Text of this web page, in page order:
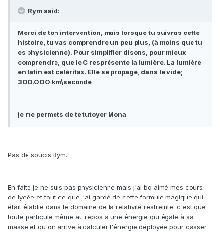
Rym said:
Merci de ton intervention, mais lorsque tu suivras cette
histoire, tu vas comprendre un peu plus, (à moins que tu
es physicienne). Pour simplifier disons, pour mieux
comprendre, que le C resprésente la lumière. La lumière
en latin est celéritas. Elle se propage, dans le vide;
3OO.OOO km\seconde
je me permets de te tutoyer Mona
Pas de soucis Rym.
En faite je ne suis pas physicienne mais j'ai bq aimé mes cours
de lycée et tout ce que j'ai gardé de cette formule magique qui
était établie dans le domaine de la relativité restreinte: c'est que
toute particule même au repos a une énergie qui égale à sa
masse et qu'on arrive à calculer l'énergie déployée pour casser